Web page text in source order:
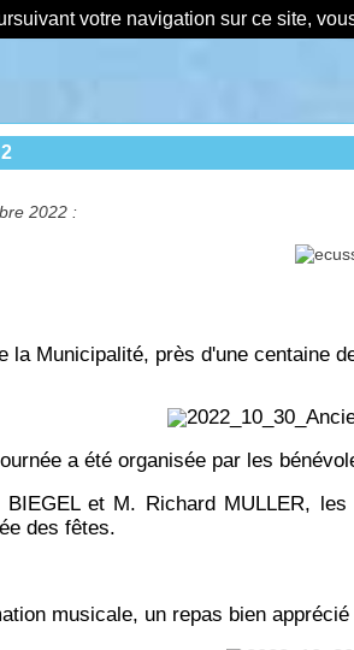
votre navigation sur ce site,
2022 :
la Municipalité, près d'une centaine
a été organisée par les
BIEGEL et M. Richard MULLER,
des fêtes.
musicale, un repas bien